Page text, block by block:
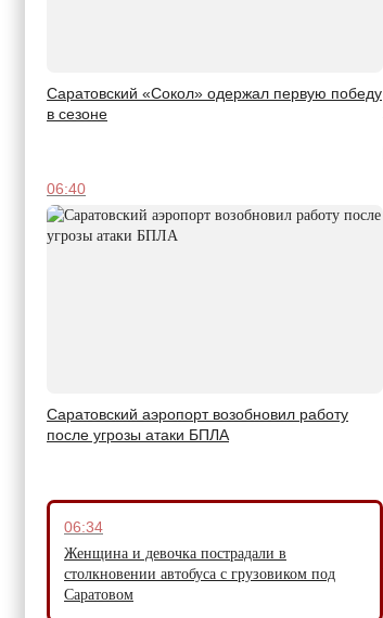
Саратовский «Сокол» одержал первую победу
в сезоне
06:40
Саратовский аэропорт возобновил работу
после угрозы атаки БПЛА
06:34
Женщина и девочка пострадали в
столкновении автобуса с грузовиком под
Саратовом